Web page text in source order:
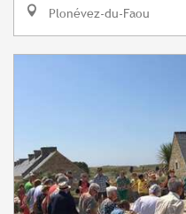
Plonévez-du-Faou